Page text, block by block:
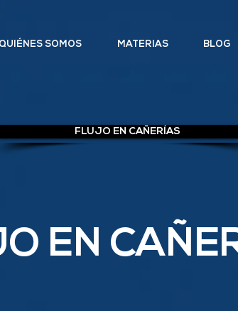
QUIÉNES SOMOS MATERIAS BLOG
FLUJO EN CAÑERÍAS
EN